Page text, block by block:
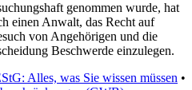
genommen wurde, hat
einen Anwalt, das Recht auf
von Angehörigen und die
Beschwerde einzulegen.
Alles, was Sie wissen müssen •